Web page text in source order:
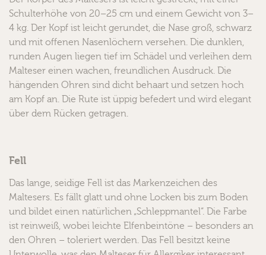
Schulterhöhe von 20–25 cm und einem Gewicht von 3–
4 kg. Der Kopf ist leicht gerundet, die Nase groß, schwarz
und mit offenen Nasenlöchern versehen. Die dunklen,
runden Augen liegen tief im Schädel und verleihen dem
Malteser einen wachen, freundlichen Ausdruck. Die
hängenden Ohren sind dicht behaart und setzen hoch
am Kopf an. Die Rute ist üppig befedert und wird elegant
über dem Rücken getragen.
Fell
Das lange, seidige Fell ist das Markenzeichen des
Maltesers. Es fällt glatt und ohne Locken bis zum Boden
und bildet einen natürlichen „Schleppmantel“. Die Farbe
ist reinweiß, wobei leichte Elfenbeintöne – besonders an
den Ohren – toleriert werden. Das Fell besitzt keine